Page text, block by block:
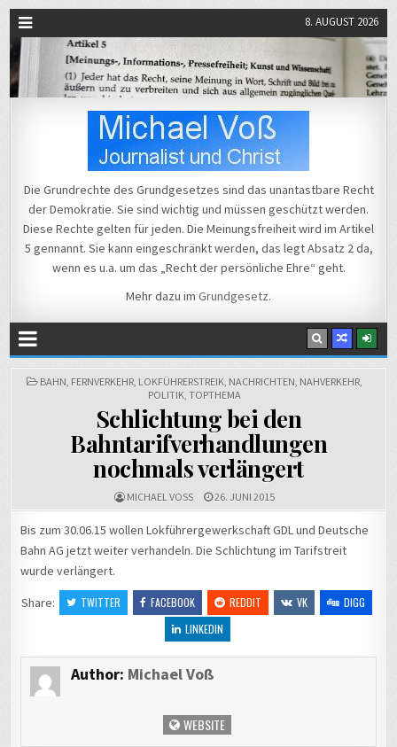
8. AUGUST 2026
Michael Voß
Die Grundrechte des Grundgesetzes sind das unantastbare Recht
der Demokratie. Sie sind wichtig und müssen geschützt werden.
Diese Rechte gelten für jeden. Die Meinungsfreiheit wird im Artikel
5 gennannt. Sie kann eingeschränkt werden, das legt Absatz 2 da,
wenn es u.a. um das „Recht der persönliche Ehre“ geht.
Mehr dazu im Grundgesetz.
POSTED
BAHN, FERNVERKEHR, LOKFÜHRERSTREIK, NACHRICHTEN, NAHVERKEHR,
POLITIK, TOPTHEMA
Schlichtung bei den
Bahntarifverhandlungen
nochmals verlängert
MICHAEL VOSS 26. JUNI 2015
Bis zum 30.06.15 wollen Lokführergewerkschaft GDL und Deutsche
Bahn AG jetzt weiter verhandeln. Die Schlichtung im Tarifstreit
wurde verlängert.
Share:
TWITTER FACEBOOK REDDIT VK
DIGG
LINKEDIN
Author: Michael Voß
WEBSITE